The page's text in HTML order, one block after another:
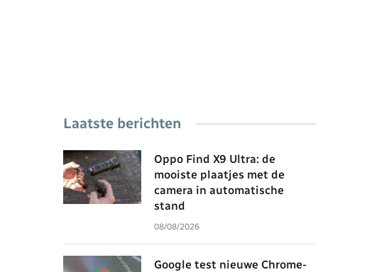
Laatste berichten
Oppo Find X9 Ultra: de
mooiste plaatjes met de
camera in automatische
stand
08/08/2026
Google test nieuwe Chrome-